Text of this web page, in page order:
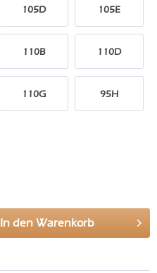
105D 105E
110B 110D
110G 95H
In den Warenkorb